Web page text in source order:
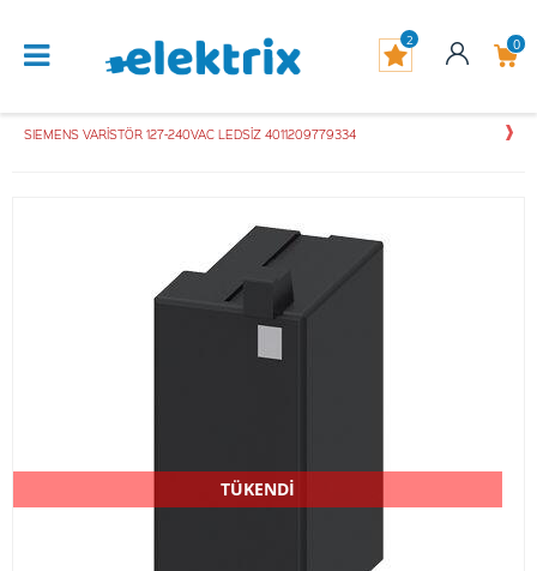
0
2
SIEMENS VARİSTÖR 127-240VAC LEDSİZ 4011209779334
TÜKENDİ